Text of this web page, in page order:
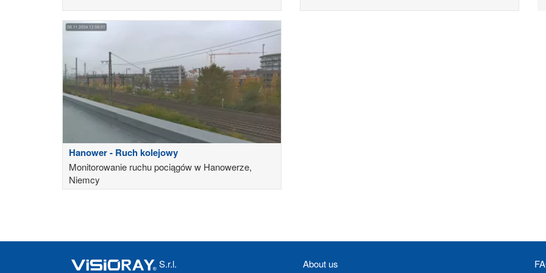
Hanower - Ruch kolejowy
Monitorowanie ruchu pociągów w Hanowerze,
Niemcy
S.r.l.
About us